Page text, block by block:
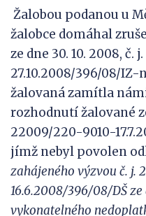
Žalobou podanou u
žalobce domáhal
ze dne 30. 10. 2008, č.
27.10.2008/396/08/
žalovaná zamítla
rozhodnutí žalované
22009/220-9010-
jímž nebyl povolen
zahájeného výzvou č. j.
16.6.2008/396/08/DŠ ze
vykonatelného